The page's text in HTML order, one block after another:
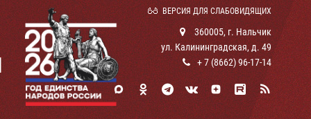
ВЕРСИЯ ДЛЯ СЛАБОВИДЯЩИХ
360005, г. Нальчик
ул. Калининградская, д. 49
+ 7 (8662) 96-17-14